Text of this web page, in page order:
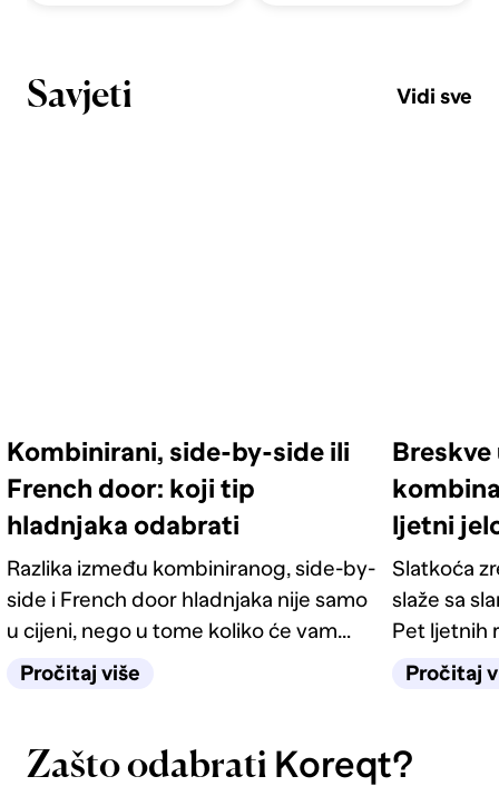
Savjeti Vidi sve
Kombinirani, side-by-side ili
French door: koji tip
hladnjaka odabrati
Razlika između kombiniranog, side-by-
side i French door hladnjaka nije samo
u cijeni, nego u tome koliko će vam
život u kuhinji biti jednostavan
Pročitaj više
ljetni
Slatkoća
slaže sa
Pet ljetnih
kategorije
Pročitaj
Zašto odabrati Koreqt?